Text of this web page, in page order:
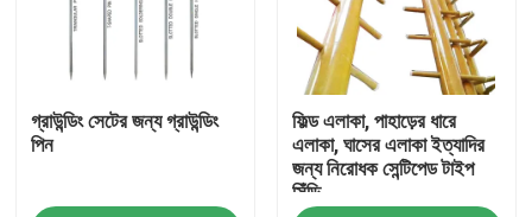
গ্রাউন্ডিং সেটের জন্য গ্রাউন্ডিং
পিন
ফিল্ড এলাকা, পাহাড়ের ধারে
এলাকা, ঘাসের এলাকা ইত্যাদির
জন্য নিরোধক সেন্টিপেড টাইপ
সিঁড়ি